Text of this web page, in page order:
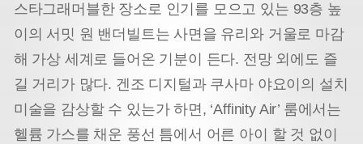
스타그래머블한 장소로 인기를 모으고 있는 93층 높
이의 서밋 원 밴더빌트는 사면을 유리와 거울로 마감
해 가상 세계로 들어온 기분이 든다. 전망 외에도 즐
길 거리가 많다. 겐조 디지털과 쿠사마 야요이의 설치
미술을 감상할 수 있는가 하면, ‘Affinity Air’ 룸에서는
헬륨 가스를 채운 풍선 틈에서 어른 아이 할 것 없이